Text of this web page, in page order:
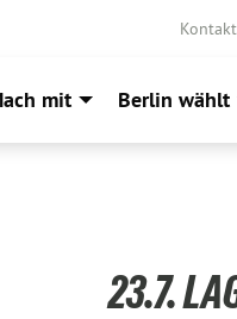
Kontakt
mit Berlin wählt
23.7.